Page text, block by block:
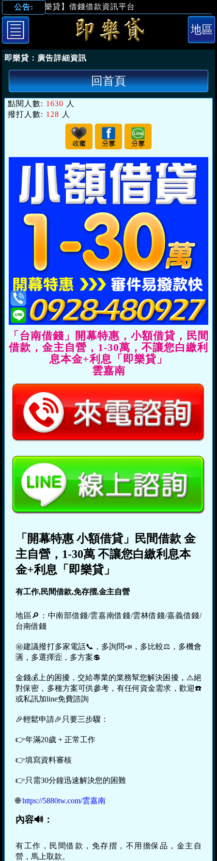
公告:
【即樂貸】借錢借款資訊平台
即樂貸： 廣告詳細資訊
回首頁
點閱人數: 1630 人
撥打人數: 128 人
「台南借錢」開幕特惠，小額借貸，民間
借款，金主自營，1-30萬，不讓您白繳利
息本金+利息「即樂貸」
雲嘉南
「開幕特惠 小額借貸」民間借款 金
主自營，1-30萬 不讓您白繳利息本
金+利息「即樂貸」
有工作,民間借款,免存摺,金主自營
地區🔎：中南部借錢/雲嘉南借錢/雲林借錢/嘉義借錢/
台南借錢
㊙建議撥打多家電話📞，多詢問📣，多比較⚖，多機會
🈵，多選擇🈴，多方案💲
金錢💰上的困擾，交給專業的業務幫您解決困擾，⚠️絕
對保密，多種方案可供參考，有任何資金需求，歡迎☎️
或私訊加line免費諮詢
🎉輕鬆申請🎉只要三步驟：
👉年滿20歲 + 正常工作
👉填寫資料審核
👉只需30分鐘迅速解決您的困難
🌐https://5880tw.com/雲嘉南
內容🔊：
有工作，民間借款，免存摺，不用擔保品，金主自
營，馬上取款。